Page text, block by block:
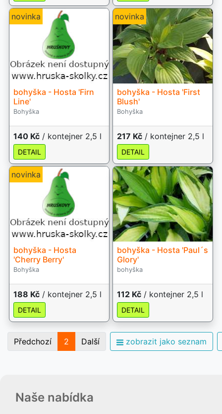
Naše nabídka
novinka
bohyška - Hosta 'Firn
Line'
Bohyška
140 Kč / kontejner 2,5 l
DETAIL
novinka
bohyška - Hosta 'First
Blush'
Bohyška
217 Kč / kontejner 2,5 l
DETAIL
novinka
bohyška - Hosta
'Cherry Berry'
Bohyška
188 Kč / kontejner 2,5 l
DETAIL
bohyška - Hosta 'Paul´s
Glory'
bohyška
112 Kč / kontejner 2,5 l
DETAIL
Předchozí 2 Další zobrazit jako seznam